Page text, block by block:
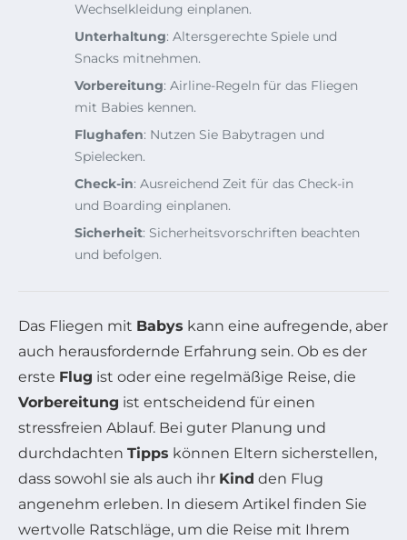
Wechselkleidung einplanen.
Unterhaltung: Altersgerechte Spiele und
Snacks mitnehmen.
Vorbereitung: Airline-Regeln für das Fliegen
mit Babies kennen.
Flughafen: Nutzen Sie Babytragen und
Spielecken.
Check-in: Ausreichend Zeit für das Check-in
und Boarding einplanen.
Sicherheit: Sicherheitsvorschriften beachten
und befolgen.
Das Fliegen mit Babys kann eine aufregende, aber
auch herausfordernde Erfahrung sein. Ob es der
erste Flug ist oder eine regelmäßige Reise, die
Vorbereitung ist entscheidend für einen
stressfreien Ablauf. Bei guter Planung und
durchdachten Tipps können Eltern sicherstellen,
dass sowohl sie als auch ihr Kind den Flug
angenehm erleben. In diesem Artikel finden Sie
wertvolle Ratschläge, um die Reise mit Ihrem